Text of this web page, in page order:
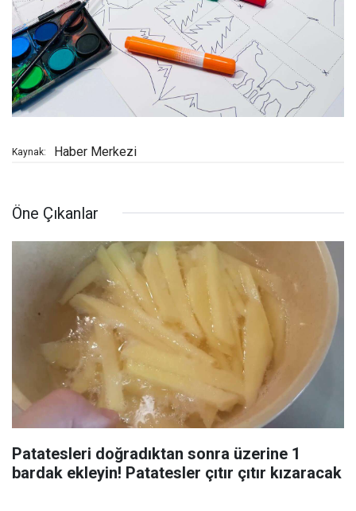
Kaynak: Haber Merkezi
Öne Çıkanlar
Patatesleri doğradıktan sonra üzerine 1
bardak ekleyin! Patatesler çıtır çıtır kızaracak